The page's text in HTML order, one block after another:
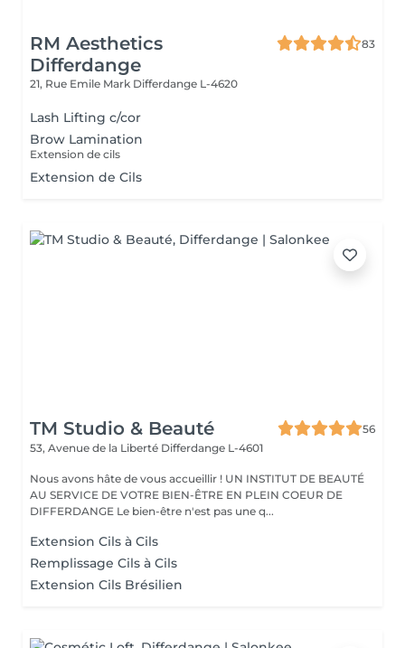
RM Aesthetics
Differdange
83
21, Rue Emile Mark Differdange L-4620
Lash Lifting c/cor
Brow Lamination
Extension de cils
Extension de Cils
TM Studio & Beauté
56
53, Avenue de la Liberté Differdange L-4601
Nous avons hâte de vous accueillir ! UN INSTITUT DE BEAUTÉ
AU SERVICE DE VOTRE BIEN-ÊTRE EN PLEIN COEUR DE
DIFFERDANGE Le bien-être n'est pas une q...
Extension Cils à Cils
Remplissage Cils à Cils
Extension Cils Brésilien